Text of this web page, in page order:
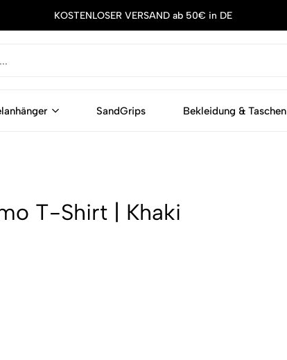
KOSTENLOSER VERSAND ab 50€ in DE
SandGrips Bekleidung & Taschen
T-Shirt | Khaki